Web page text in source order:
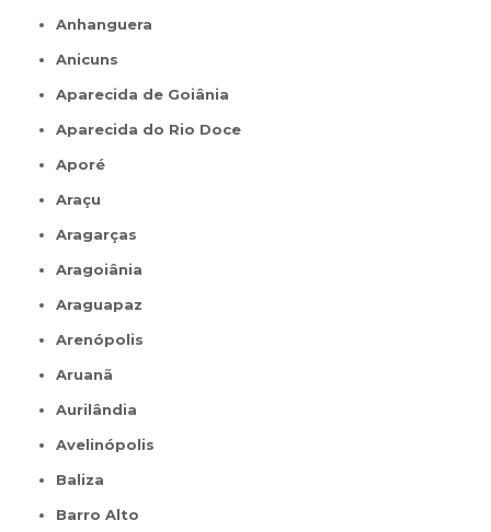
Anhanguera
Anicuns
Aparecida de Goiânia
Aparecida do Rio Doce
Aporé
Araçu
Aragarças
Aragoiânia
Araguapaz
Arenópolis
Aruanã
Aurilândia
Avelinópolis
Baliza
Barro Alto